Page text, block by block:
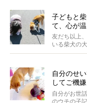
子どもと
て、心が温
友だち以上
いる柴犬の
自分のせ
してご機
画】
自分がお世
のウチの子